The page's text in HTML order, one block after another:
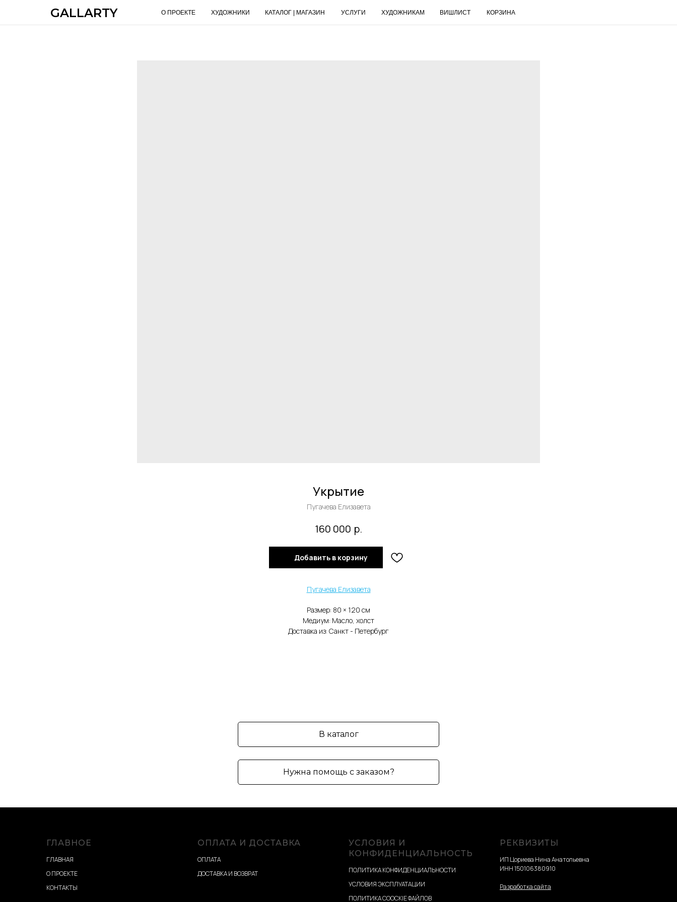
О ПРОЕКТЕ ХУДОЖНИКИ КАТАЛОГ | МАГАЗИН
GALLARTY КОРЗИНА
ВИШЛИСТ
ХУДОЖНИКАМ
УСЛУГИ
Укрытие
Пугачева Елизавета
160 000 р.
Добавить в корзину
Пугачева Елизавета
Размер: 80 × 120 cм
Медиум: Масло, холст
Доставка из: Санкт - Петербург
В каталог
Нужна помощь с заказом?
ГЛАВНОЕ
ГЛАВНАЯ
О ПРОЕКТЕ
КОНТАКТЫ
ОПЛАТА И ДОСТАВКА
ОПЛАТА
ДОСТАВКА И ВОЗВРАТ
УСЛОВИЯ И
КОНФИДЕНЦИАЛЬНОСТЬ
ПОЛИТИКА КОНФИДЕНЦИАЛЬНОСТИ
УСЛОВИЯ ЭКСПЛУАТАЦИИ
ПОЛИТИКА COOCKIE ФАЙЛОВ
РЕКВИЗИТЫ
ИП Цориева Нина Анатольевна
ИНН 150106380910
Разработка сайта